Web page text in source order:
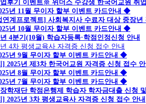
후기 이벤트※ 위더스 수강생 한국어교원 취
년 11월 무이자 할부 이벤트 카드안내 ◆
연계프로젝트] 사회복지사 수료자 대상 중장
년 10월 무이자 할부 이벤트 카드안내 ◆
4분기(10월) 학습자등록·학점인정신청 안내
4차 평생교육사 자격증 신청 접수 안내
년 9월 무이자 할부 이벤트 카드안내 ◆
] 2025년 제3차 한국어교원 자격증 신청 접수
년 8월 무이자 할부 이벤트 카드안내 ◆
년 7월 무이자 할부 이벤트 카드안내 ◆
학재단 학점은행제 학습자 학자금대출 신청
] 2025년 3차 평생교육사 자격증 신청 접수 안내